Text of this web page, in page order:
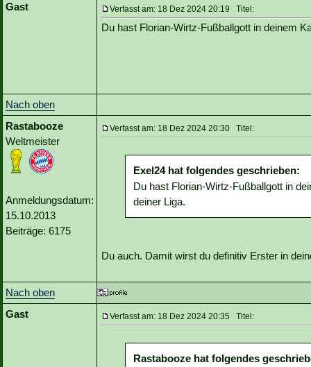
Gast
Verfasst am: 18 Dez 2024 20:19 Titel:
Du hast Florian-Wirtz-Fußballgott in deinem
Nach oben
Rastabooze
Weltmeister
Anmeldungsdatum:
15.10.2013
Beiträge: 6175
Verfasst am: 18 Dez 2024 20:30 Titel:
Exel24 hat folgendes geschrieben:
Du hast Florian-Wirtz-Fußballgott in
deiner Liga.
Du auch. Damit wirst du definitiv Erster in
Nach oben
Gast
Verfasst am: 18 Dez 2024 20:35 Titel:
Rastabooze hat folgendes